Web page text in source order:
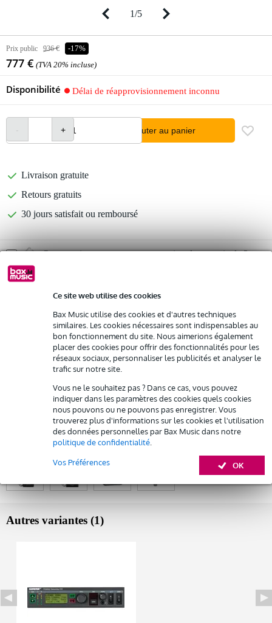
Ce site web utilise des cookies
Bax Music utilise des cookies et d'autres techniques
similaires. Les cookies nécessaires sont indispensables au
bon fonctionnement du site. Nous aimerions également
placer des cookies pour offrir des fonctionnalités pour les
réseaux sociaux, personnaliser les publicités et analyser le
trafic sur notre site.
Vous ne le souhaitez pas ? Dans ce cas, vous pouvez
indiquer dans les paramètres des cookies quels cookies
nous pouvons ou ne pouvons pas enregistrer. Vous
trouverez plus d'informations sur les cookies et l'utilisation
des données personnelles par Bax Music dans notre
politique de confidentialité
OK
Vos Préférences
1/5
Prix public 936 € -17%
777 € (TVA 20% incluse)
Disponibilité Délai de réapprovisionnement inconnu
Ajouter au panier
Livraison gratuite
Retours gratuits
30 jours satisfait ou remboursé
Optez maintenant pour une extension de garantie de 2
Louez ce produit
Louez ce produit à partir de 56 € par mois
Location de plusieurs produits à la fois : min. 300 € et max.
2 500 €
Livraison à domicilegratuite
Résiliation possible du contrat après 4 mois
Possibilité d'acheter votre/vos produit(s) à un tarif réduit
Remplacement rapide par Bax Music en cas de défectuosité
Informations
plage d'accord : 470 - 506 MHz
impédance d'entrée : 200 Ω
Impédance de sortie RF : 50 Ω
Afficher toutes les caractéristiques du produit
Autres variantes (4)
Autres variantes (1)